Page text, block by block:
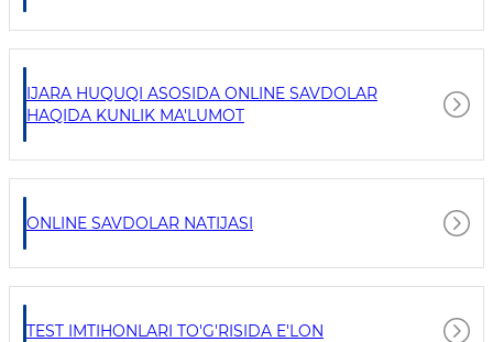
IJARA HUQUQI ASOSIDA ONLINE SAVDOLAR
HAQIDA KUNLIK MA'LUMOT
ONLINE SAVDOLAR NATIJASI
TEST IMTIHONLARI TO'G'RISIDA E'LON